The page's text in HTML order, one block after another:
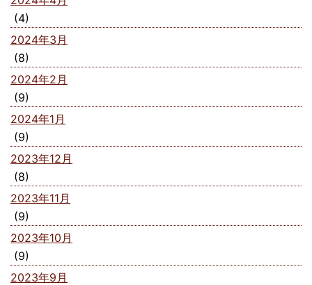
(4)
2024年3月
(8)
2024年2月
(9)
2024年1月
(9)
2023年12月
(8)
2023年11月
(9)
2023年10月
(9)
2023年9月